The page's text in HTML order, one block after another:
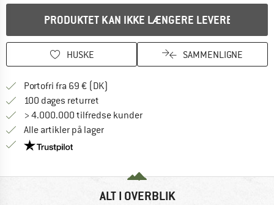
PRODUKTET KAN IKKE LÆNGERE LEVERES
HUSKE SAMMENLIGNE
Portofri fra 69 € (DK)
100 dages returret
> 4.000.000 tilfredse kunder
Alle artikler på lager
Vi er Trustpilot-certificeret - oplysningerne får du
ALT I OVERBLIK